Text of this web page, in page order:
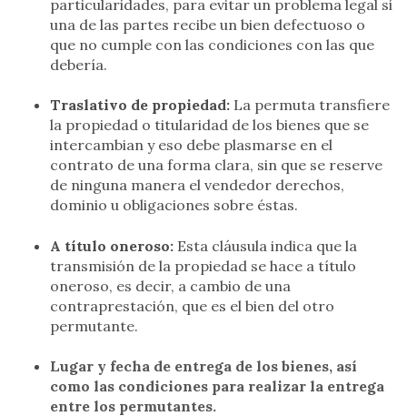
particularidades, para evitar un problema legal si
una de las partes recibe un bien defectuoso o
que no cumple con las condiciones con las que
debería.
Traslativo de propiedad: La permuta transfiere
la propiedad o titularidad de los bienes que se
intercambian y eso debe plasmarse en el
contrato de una forma clara, sin que se reserve
de ninguna manera el vendedor derechos,
dominio u obligaciones sobre éstas.
A título oneroso: Esta cláusula indica que la
transmisión de la propiedad se hace a título
oneroso, es decir, a cambio de una
contraprestación, que es el bien del otro
permutante.
Lugar y fecha de entrega de los bienes, así
como las condiciones para realizar la entrega
entre los permutantes.